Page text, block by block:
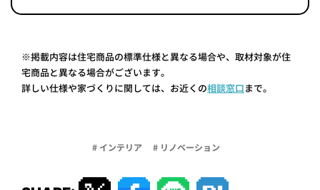
※掲載内容は住宅商品の標準仕様と異なる場合や、取材対象が住
宅商品と異なる場合がございます。
詳しい仕様や家づくりに関しては、お近くの相談窓口まで。
# インテリア # リノベーション